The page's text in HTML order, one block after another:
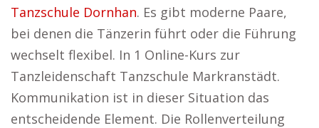
Tanzschule Dornhan. Es gibt moderne Paare,
bei denen die Tänzerin führt oder die Führung
wechselt flexibel. In 1 Online-Kurs zur
Tanzleidenschaft Tanzschule Markranstädt.
Kommunikation ist in dieser Situation das
entscheidende Element. Die Rollenverteilung